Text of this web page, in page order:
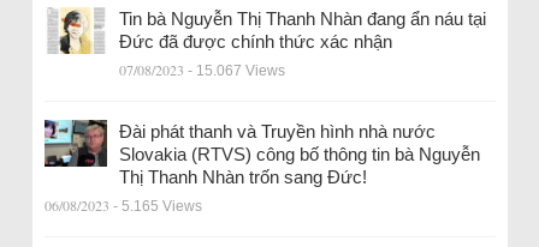
Tin bà Nguyễn Thị Thanh Nhàn đang ẩn náu tại
Đức đã được chính thức xác nhận
07/08/2023 - 15.067 Views
Đài phát thanh và Truyền hình nhà nước
Slovakia (RTVS) công bố thông tin bà Nguyễn
Thị Thanh Nhàn trốn sang Đức!
06/08/2023 - 5.165 Views